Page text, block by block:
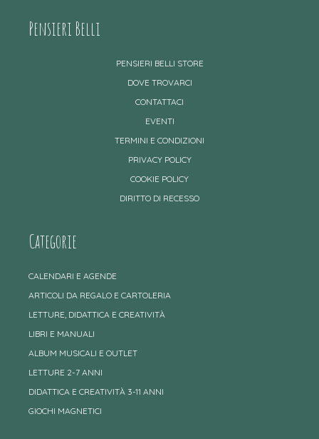
Pensieri Belli
PENSIERI BELLI STORE
DOVE TROVARCI
CONTATTACI
EVENTI
TERMINI E CONDIZIONI
PRIVACY POLICY
COOKIE POLICY
DIRITTO DI RECESSO
Categorie
CALENDARI E AGENDE
ARTICOLI DA REGALO E CARTOLERIA
LETTURE, DIDATTICA E CREATIVITÀ
LIBRI E MANUALI
ALBUM MUSICALI E OUTLET
LETTURE 2-7 ANNI
DIDATTICA E CREATIVITÀ 3-11 ANNI
GIOCHI MAGNETICI